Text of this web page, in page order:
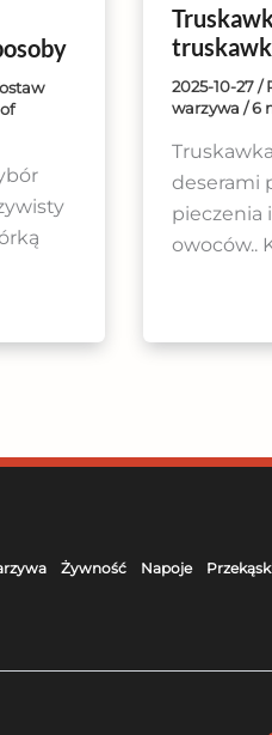
2025-10-27/
warzywa /6
deserami
pieczenia
owoców..
Żywność Napoje